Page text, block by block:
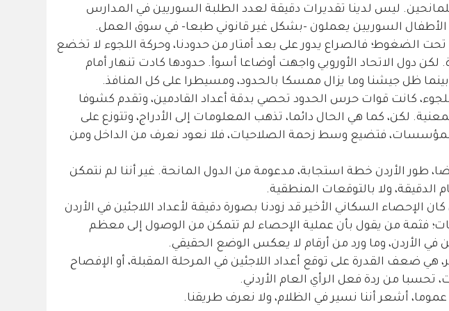
ليس لدينا تقديرات دقيقة لعدد الطلبة السوريين في المدارس
الأطفال السوريين يعملون -بشكل غير قانوني طبعا- في سوق العمل.
الضغوط؛ فالصراع يدور على بعد أمتار من حدودنا، وحركة اللجوء لا تخضع
دول الاتحاد الأوروبي واجهت أوضاعا أسوأ. حدودها كادت تنهار أمام
بينما ظل جيشنا وما يزال ممسكا بالحدود، ومسيطرا على كل المنافذ.
كانت قوات حرس الحدود تحصي بدقة أعداد القادمين، وتقدم كشوفا
لكن، كما هي الحال دائما، تذهب المعلومات إلى الأدراج، وتتوزع على
فتضيع وسط زحمة الصلاحيات، فلا نعود نعرف من الداخل ومن
طور الأردن خطة استجابة، مدعومة من الدول المانحة. غير أننا لم نتمكن
الدقيقة، ولا بالتوقعات المنطقية.
الإحصاء السكاني الأخير قد زودنا بصورة دقيقة لأعداد اللاجئين في الأردن
فثمة من يقول بأن عملية الإحصاء لم تتمكن من الوصول إلى معظم
في الأردن، وما ورد من أرقام لا يعكس الوضع الحقيقي.
هي ضعف القدرة على توقع أعداد اللاجئين في المرحلة المقبلة، أو الإفصاح
تحسبا من ردة فعل الرأي العام الأردني.
أشعر أننا نسير في الظلام، ولا نعرف طريقنا.